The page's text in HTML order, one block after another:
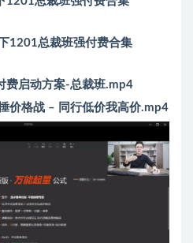
1201总裁班强付费合集
费启动方案-总裁班.mp4
价格战 – 同行低价我高价.mp4